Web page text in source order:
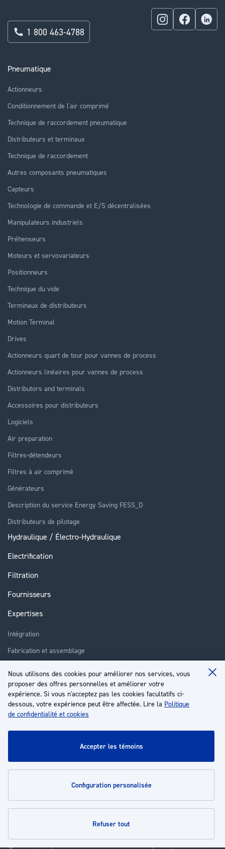
Nous utilisons des cookies pour améliorer nos services, vous
proposer des offres personnelles et améliorer votre
expérience. Si vous n'acceptez pas les cookies facultatifs ci-
dessous, votre expérience peut être affectée. Lire la Politique
de confidentialité et cookies
accepter les témoins
configuration personalisée
refuser tout
Pneumatique
Actionneurs
Conditionnement de l'air comprimé
Technique de raccordement pneumatique
Distributeurs et terminaux
Technique de raccordement
Autres composants pneumatiques
Capteurs
Technologie de commande et E/S décentralisées
Manipulateurs industriels
Préhenseurs
Moteurs et servovariateurs
Positionneurs
Technique du vide
Terminaux de distributeurs
Motion Terminal
Drives
Actionneurs quart de tour pour vannes de process
Actionneurs linéaires pour vannes de process
Distributors and terminals
Accessoires pour distributeurs
Logiciels
Air preparation
Filtres-détendeurs
Filtres à air comprimé
Générateurs
Description du service Energy Saving FESS_D
Distributeurs de pilotage
Hydraulique / Électro-Hydraulique
Electrification
Filtration
Fournisseurs
Expertises
Intégration
Fabrication et assemblage
Réparation
Formation
À propos
Service client
1 800 463-4788